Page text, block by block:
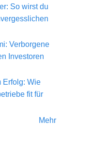
So wirst du
Verborgene
Investoren
Erfolg: Wie
fit für
Mehr